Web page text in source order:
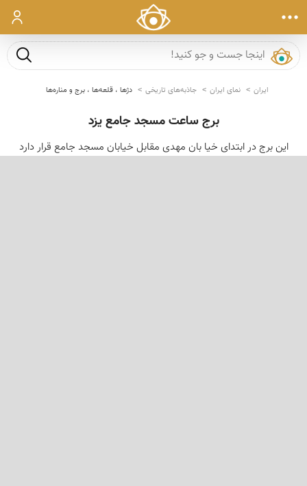
ورود
جست و
ایران نمای ایران جاذبه‌های تاریخی دژها ، قلعه‌ها ، برج و مناره‌ها
برج ساعت مسجد جامع یزد
این برج در ابتدای خیا بان مهدی مقابل خیابان مسجد جامع قرار دارد